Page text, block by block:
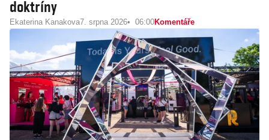
doktríny
Ekaterina Kanakova7. srpna 2026 06:00Komentáře